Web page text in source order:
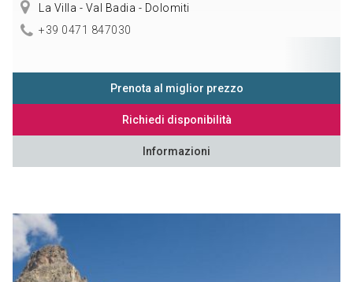
La Villa - Val Badia - Dolomiti
+39 0471 847030
Prenota al miglior prezzo
Richiedi disponibilità
Informazioni